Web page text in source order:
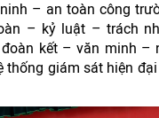
– an toàn công
– kỷ luật – trách
kết – văn minh –
thống giám sát hiện